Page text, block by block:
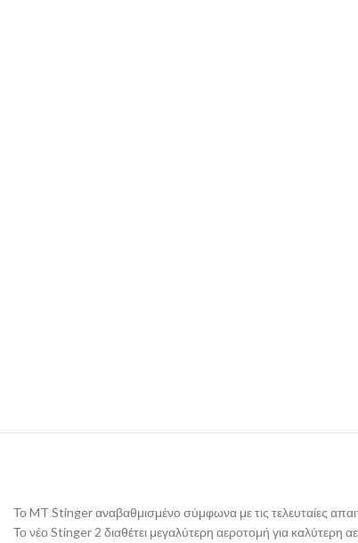
Το MT Stinger αναβαθμισμένο σύμφωνα με τις τελευταίες
Το νέο Stinger 2 διαθέτει μεγαλύτερη αεροτομή για καλύτερη